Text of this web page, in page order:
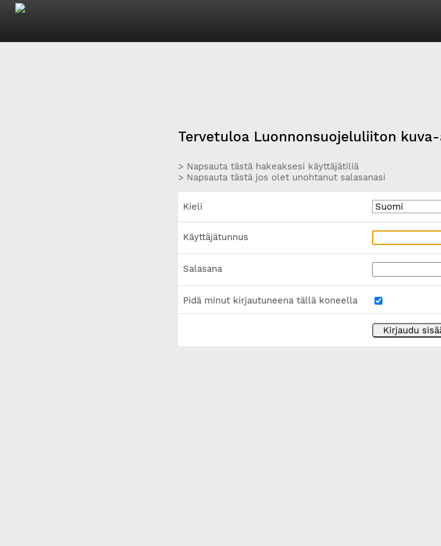
Tervetuloa Luonnonsuojeluliiton
> Napsauta tästä hakeaksesi käyttäjätiliä
> Napsauta tästä jos olet unohtanut salasanasi
Kieli
Käyttäjätunnus
Salasana
Pidä minut kirjautuneena tällä koneella